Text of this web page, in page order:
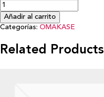
Añadir al carrito
Categorías: OMAKASE
Related Products